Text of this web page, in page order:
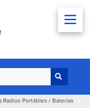
Radios Portátiles / Baterías